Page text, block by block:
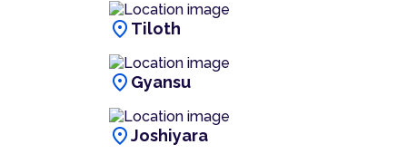
location_on Tiloth
location_on Gyansu
location_onJoshiyara